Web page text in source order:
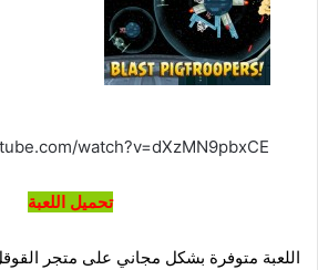
watch?v=dXzMN9pbxCE
تحميل اللعبة
اللعبة متوفرة بشكل مجاني على متجر القوقل